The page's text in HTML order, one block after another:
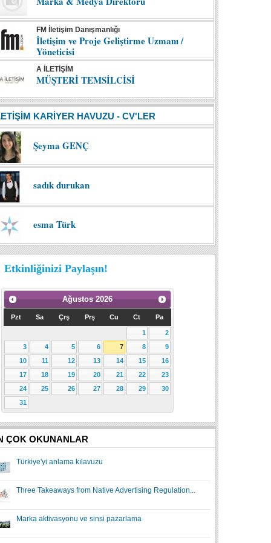
FM İletişim Danışmanlığı
İletişim ve Proje Geliştirme Uzmanı /
Yöneticisi
A İLETİŞİM
MÜŞTERİ TEMSİLCİSİ
KARİYER HAVUZU - CV'LER
Şeyma GENÇ
sadık durukan
esma Türk
Etkinliğinizi Paylaşın!
Ağustos 2026
Pzt Sa Çrş Prş Cu Ct Pa
1
2
3
4 5 6 7 8
9
10
11 12 13 14 15
16
17
18 19 20 21 22
23
24
25 26 27 28 29
30
31
ÇOK OKUNANLAR
Türkiye'yi anlama kılavuzu
Three Takeaways from Native Advertising Regulation...
Marka aktivasyonu ve sinsi pazarlama